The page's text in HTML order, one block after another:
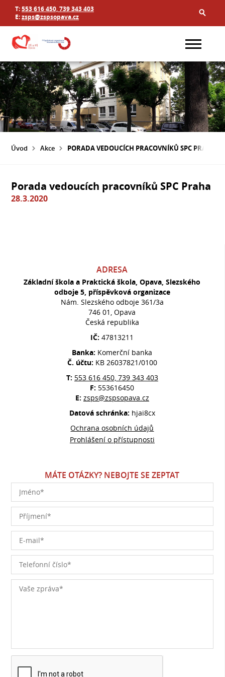
T:553 616 450, 739 343 403
E:zsps@zspsopava.cz
Úvod Akce PORADA VEDOUCÍCH PRACOVNÍKŮ SPC PRAHA
Porada vedoucích pracovníků SPC Praha
28.3.2020
ADRESA
Základní škola a Praktická škola, Opava, Slezského
odboje 5, příspěvková organizace
Nám. Slezského odboje 361/3a
746 01, Opava
Česká republika
IČ:47813211
Banka: Komerční banka
Č. účtu: KB 26037821/0100
T: 553 616 450, 739 343 403
F: 553616450
E: zsps@zspsopava.cz
Datová schránka: hjai8cx
Ochrana osobních údajů
Prohlášení o přístupnosti
MÁTE OTÁZKY? NEBOJTE SE ZEPTAT